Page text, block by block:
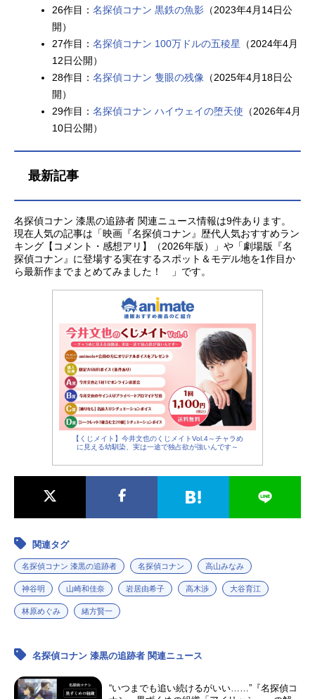
26作目： 名探偵コナン 黒鉄の魚影 （2023年4月14日公
開）
27作目： 名探偵コナン 100万ドルの五稜星 （2024年4月
12日公開）
28作目： 名探偵コナン 隻眼の残像 （2025年4月18日公
開）
29作目： 名探偵コナン ハイウェイの堕天使 （2026年4月
10日公開）
最新記事
名探偵コナン 漆黒の追跡者 関連ニュース情報は9件あります。
現在人気の記事は「映画『名探偵コナン』歴代人気おすすめラン
キング【コメント・感想アリ】（2026年版）」や「劇場版『名
探偵コナン』に登場する実在するスポット＆モデル地を1作目か
ら最新作までまとめてみました！ 」です。
【くじメイト】今井文也のくじメイトVol.4～チャラめ
に見える幼馴染、実は一途で独占欲が強いんです～
関連タグ
名探偵コナン 漆黒の追跡者 名探偵コナン 高山みなみ
神谷明 山崎和佳奈 岩居由希子 高木渉 大谷育江
林原めぐみ 緒方賢一
名探偵コナン 漆黒の追跡者 関連ニュース
“いつまでも追い続けるがいい……”『名探偵コ